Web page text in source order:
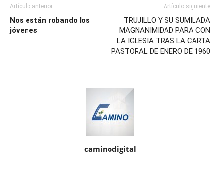
Artículo anterior
Nos están robando los
jóvenes
Artículo siguiente
TRUJILLO Y SU SUMILADA
MAGNANIMIDAD PARA CON
LA IGLESIA TRAS LA CARTA
PASTORAL DE ENERO DE 1960
caminodigital